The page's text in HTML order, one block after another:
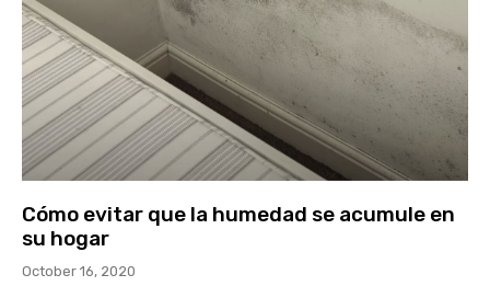
Cómo evitar que la humedad se acumule en
su hogar
October 16, 2020